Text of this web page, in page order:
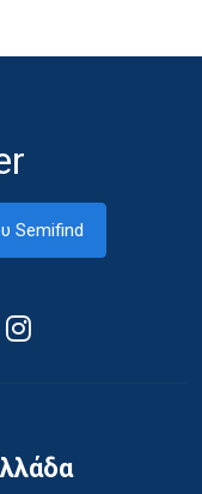
Semifind